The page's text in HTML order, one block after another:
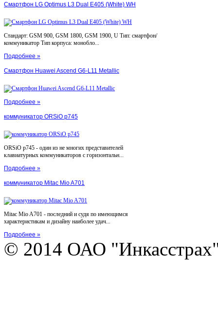
Смартфон LG Optimus L3 Dual E405 (White) WH
Стандарт: GSM 900, GSM 1800, GSM 1900, U Тип: смартфон/
коммуникатор Тип корпуса: монобло...
Подробнее »
Смартфон Huawei Ascend G6-L11 Metallic
Подробнее »
коммуникатор ORSiO p745
ORSiO p745 - один из не многих представителей
клавиатурных коммуникаторов с горизонтальн...
Подробнее »
коммуникатор Mitac Mio A701
Mitac Mio A701 - последний и судя по имеющимся
характеристикам и дизайну наиболее удач...
Подробнее »
© 2014 ОАО